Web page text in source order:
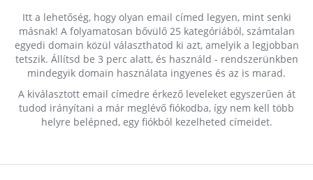
Itt a lehetőség, hogy olyan email címed legyen, mint senki
másnak! A folyamatosan bővülő 25 kategóriából, számtalan
egyedi domain közül választhatod ki azt, amelyik a legjobban
tetszik. Állítsd be 3 perc alatt, és használd - rendszerünkben
mindegyik domain használata ingyenes és az is marad.
A kiválasztott email címedre érkező leveleket egyszerűen át
tudod irányítani a már meglévő fiókodba, így nem kell több
helyre belépned, egy fiókból kezelheted címeidet.